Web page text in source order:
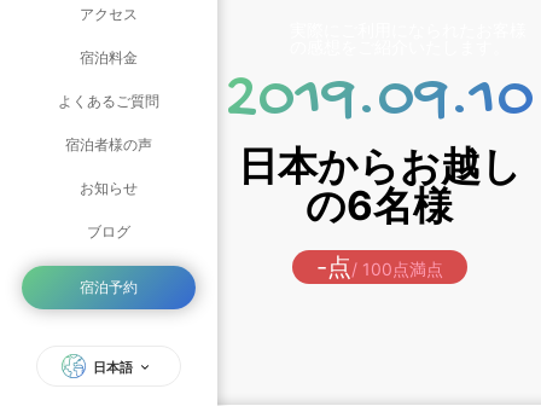
アクセス
宿泊料金
よくあるご質問
宿泊者様の声
お知らせ
ブログ
宿泊予約
日本語
2019.09.10
日本からお越し
の6名様
-点/ 100点満点